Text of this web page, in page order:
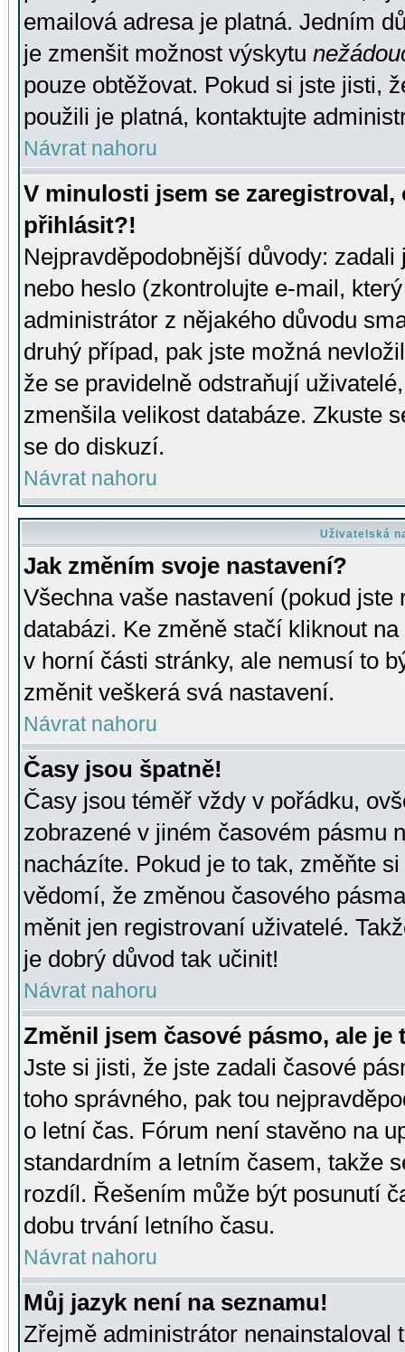
emailová adresa je platná. Jedním
je zmenšit možnost výskytu
pouze obtěžovat. Pokud si jste jisti,
použili je platná, kontaktujte
Návrat nahoru
V minulosti jsem se
přihlásit?!
Nejpravděpodobnější důvody:
nebo heslo (zkontrolujte e-mail,
administrátor z nějakého důvodu
druhý případ, pak jste možná
že se pravidelně odstraňují
zmenšila velikost databáze. Zkuste
se do diskuzí.
Návrat nahoru
Uživatelská
Jak změním svoje nastavení?
Všechna vaše nastavení (pokud
databázi. Ke změně stačí kliknout
v horní části stránky, ale nemusí to
změnit veškerá svá nastavení.
Návrat nahoru
Časy jsou špatně!
Časy jsou téměř vždy v pořádku,
zobrazené v jiném časovém pásmu
nacházíte. Pokud je to tak, změňte
vědomí, že změnou časového
měnit jen registrovaní uživatelé.
je dobrý důvod tak učinit!
Návrat nahoru
Změnil jsem časové pásmo, ale je
Jste si jisti, že jste zadali časové
toho správného, pak tou
o letní čas. Fórum není stavěno na
standardním a letním časem, takže
rozdíl. Řešením může být posunutí
dobu trvání letního času.
Návrat nahoru
Můj jazyk není na seznamu!
Zřejmě administrátor nenainstaloval